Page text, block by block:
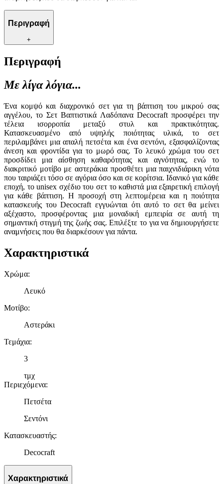
Περιγραφή
+
Περιγραφή
Με λίγα λόγια...
Ένα κομψό και διαχρονικό σετ για τη βάπτιση του μικρού σας
αγγέλου, το Σετ Βαπτιστικά Λαδόπανα Decocraft προσφέρει την
τέλεια ισορροπία μεταξύ στυλ και πρακτικότητας.
Κατασκευασμένο από υψηλής ποιότητας υλικά, το σετ
περιλαμβάνει μια απαλή πετσέτα και ένα σεντόνι, εξασφαλίζοντας
άνεση και φροντίδα για το μωρό σας. Το λευκό χρώμα του σετ
προσδίδει μια αίσθηση καθαρότητας και αγνότητας, ενώ το
διακριτικό μοτίβο με αστεράκια προσθέτει μια παιχνιδιάρικη νότα
που ταιριάζει τόσο σε αγόρια όσο και σε κορίτσια. Ιδανικό για κάθε
εποχή, το unisex σχέδιο του σετ το καθιστά μια εξαιρετική επιλογή
για κάθε βάπτιση. Η προσοχή στη λεπτομέρεια και η ποιότητα
κατασκευής του Decocraft εγγυώνται ότι αυτό το σετ θα μείνει
αξέχαστο, προσφέροντας μια μοναδική εμπειρία σε αυτή τη
σημαντική στιγμή της ζωής σας. Επιλέξτε το για να δημιουργήσετε
αναμνήσεις που θα διαρκέσουν για πάντα.
Χαρακτηριστικά
Χρώμα:
Λευκό
Μοτίβο:
Αστεράκι
Τεμάχια:
3
τμχ
Περιεχόμενα:
Πετσέτα
Σεντόνι
Κατασκευαστής:
Decocraft
Χαρακτηριστικά